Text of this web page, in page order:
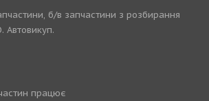
б/в запчастини з розбирання
Автовикуп.
працює